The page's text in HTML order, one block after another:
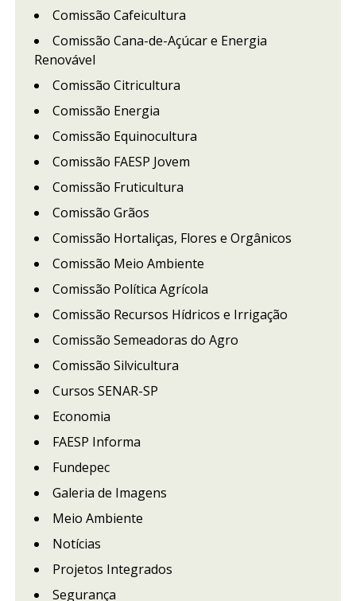
Comissão Cafeicultura
Comissão Cana-de-Açúcar e Energia
Renovável
Comissão Citricultura
Comissão Energia
Comissão Equinocultura
Comissão FAESP Jovem
Comissão Fruticultura
Comissão Grãos
Comissão Hortaliças, Flores e Orgânicos
Comissão Meio Ambiente
Comissão Política Agrícola
Comissão Recursos Hídricos e Irrigação
Comissão Semeadoras do Agro
Comissão Silvicultura
Cursos SENAR-SP
Economia
FAESP Informa
Fundepec
Galeria de Imagens
Meio Ambiente
Notícias
Projetos Integrados
Segurança